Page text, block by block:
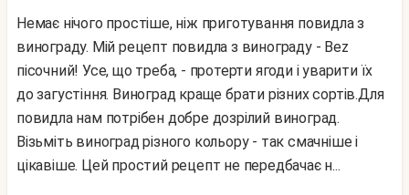
Немає нічого простіше, ніж приготування повидла з
винограду. Мій рецепт повидла з винограду - Bez
пісочний! Усе, що треба, - протерти ягоди і уварити їх
до загустіння. Виноград краще брати різних сортів.Для
повидла нам потрібен добре дозрілий виноград.
Візьміть виноград різного кольору - так смачніше і
цікавіше. Цей простий рецепт не передбачає н...